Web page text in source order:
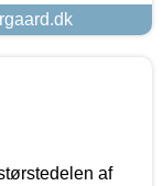
af